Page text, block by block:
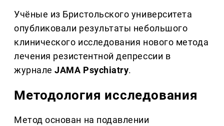
Учёные из Бристольского университета
опубликовали результаты небольшого
клинического исследования нового метода
лечения резистентной депрессии в
журналеJAMA Psychiatry.
Методология исследования
Метод основан на подавлении